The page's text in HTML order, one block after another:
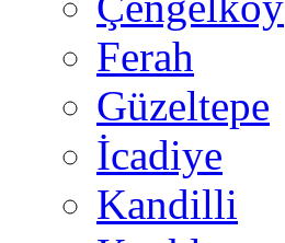
Ferah
Güzeltepe
İcadiye
Kandilli